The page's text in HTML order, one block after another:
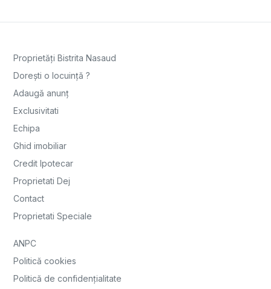
Proprietăți Bistrita Nasaud
Dorești o locuință ?
Adaugă anunț
Exclusivitati
Echipa
Ghid imobiliar
Credit Ipotecar
Proprietati Dej
Contact
Proprietati Speciale
ANPC
Politică cookies
Politică de confidențialitate